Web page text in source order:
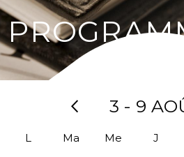
3 - 9
L Ma Me J